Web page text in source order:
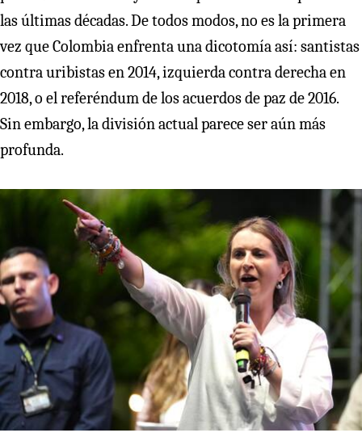
las últimas décadas. De todos modos, no es la primera
vez que Colombia enfrenta una dicotomía así: santistas
contra uribistas en 2014, izquierda contra derecha en
2018, o el referéndum de los acuerdos de paz de 2016.
Sin embargo, la división actual parece ser aún más
profunda.